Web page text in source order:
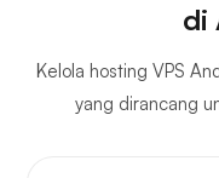
di
Kelola hosting VPS
yang dirancang